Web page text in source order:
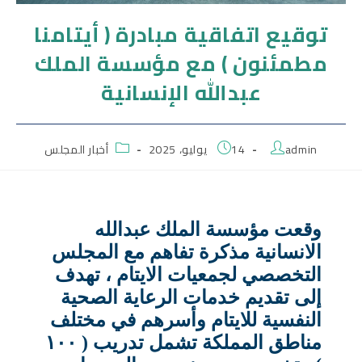
توقيع اتفاقية مبادرة ( أيتامنا
مطمئنون ) مع مؤسسة الملك
عبدالله الإنسانية
admin 14 يوليو، 2025 أخبار المجلس
وقعت مؤسسة الملك عبدالله
الانسانية مذكرة تفاهم مع المجلس
التخصصي لجمعيات الايتام ، تهدف
إلى تقديم خدمات الرعاية الصحية
النفسية للايتام وأسرهم في مختلف
مناطق المملكة تشمل تدريب ( ١٠٠